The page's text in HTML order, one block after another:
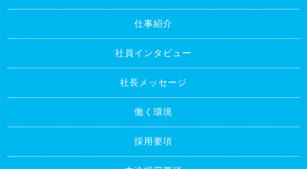
仕事紹介
社員インタビュー
社長メッセージ
働く環境
採用要項